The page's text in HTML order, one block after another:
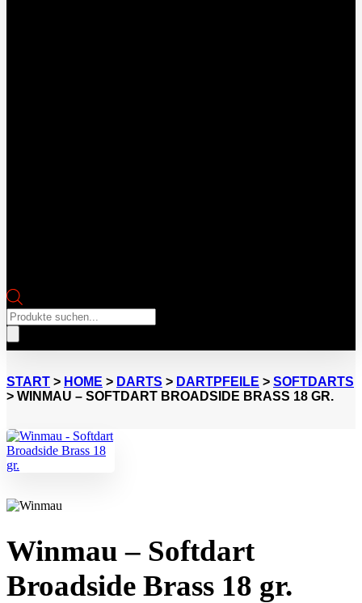
Products
search
START > HOME > DARTS > DARTPFEILE > SOFTDARTS
> WINMAU – SOFTDART BROADSIDE BRASS 18 GR.
Winmau – Softdart
Broadside Brass 18 gr.